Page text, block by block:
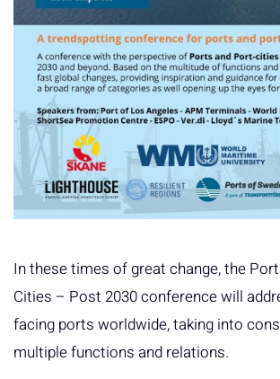
In these times of great change, the
Cities – Post 2030 conference will
facing ports worldwide, taking into
multiple functions and relations.